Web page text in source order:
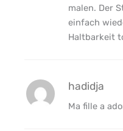
malen. Der
einfach
Haltbarkeit
hadidja
Ma fille a